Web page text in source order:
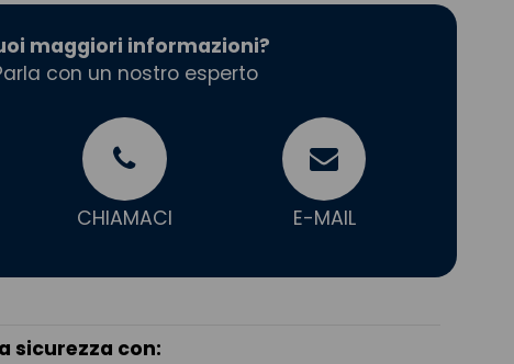
maggiori informazioni?
con un nostro esperto
CHIAMACI E-MAIL
sicurezza con: